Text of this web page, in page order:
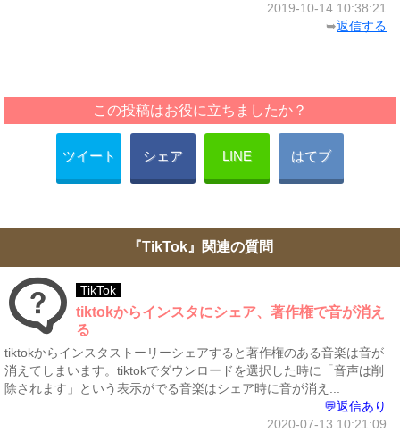
2019-10-14 10:38:21
➥返信する
この投稿はお役に立ちましたか？
ツイート シェア LINE はてブ
『TikTok』関連の質問
TikTok
tiktokからインスタにシェア、著作権で音が消え
る
tiktokからインスタストーリーシェアすると著作権のある音楽は音が
消えてしまいます。tiktokでダウンロードを選択した時に「音声は削
除されます」という表示がでる音楽はシェア時に音が消え...
💬返信あり
2020-07-13 10:21:09